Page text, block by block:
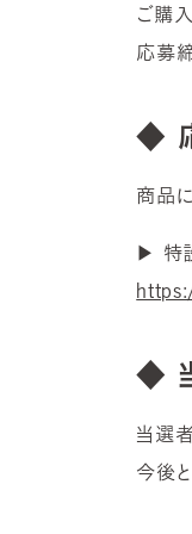
ご購
応募
◆
商品
▶ 特
◆
当選
今後